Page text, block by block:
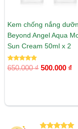
Kem chống nắng
Beyond Angel Aqua
Sun Cream 50ml x 2
Được xếp
hạng
650.000₫ 500.000 ₫